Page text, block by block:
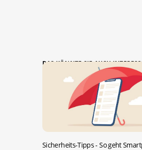
DAS KÖNNTE SIE AUCH
Sicherheits-Tipps -So geht